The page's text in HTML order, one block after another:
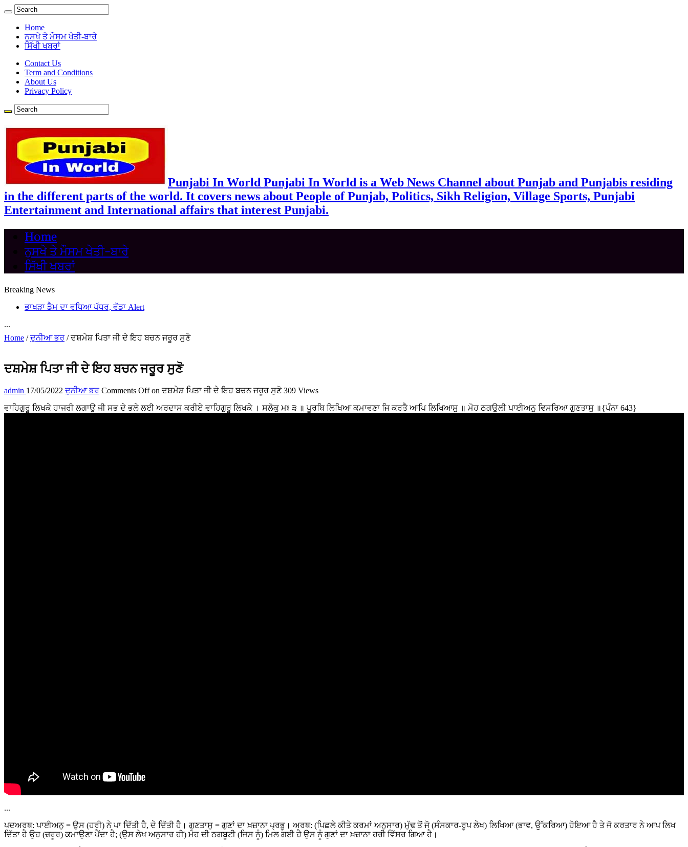
Home
ਨੁਸਖੇ ਤੇ ਮੌਸਮ ਖੇਤੀ-ਬਾਰੇ
ਸਿੱਖੀ ਖਬਰਾਂ
Contact Us
Term and Conditions
About Us
Privacy Policy
Punjabi In World Punjabi In World is a Web News Channel about Punjab and Punjabis residing
in the different parts of the world. It covers news about People of Punjab, Politics, Sikh Religion, Village Sports, Punjabi
Entertainment and International affairs that interest Punjabi.
Home
ਨੁਸਖੇ ਤੇ ਮੌਸਮ ਖੇਤੀ-ਬਾਰੇ
ਸਿੱਖੀ ਖਬਰਾਂ
Breaking News
ਭਾਖੜਾ ਡੈਮ ਦਾ ਵਧਿਆ ਪੱਧਰ, ਵੱਡਾ Alert
...
Home / ਦੁਨੀਆ ਭਰ / ਦਸ਼ਮੇਸ਼ ਪਿਤਾ ਜੀ ਦੇ ਇਹ ਬਚਨ ਜਰੂਰ ਸੁਣੋ
ਦਸ਼ਮੇਸ਼ ਪਿਤਾ ਜੀ ਦੇ ਇਹ ਬਚਨ ਜਰੂਰ ਸੁਣੋ
admin 17/05/2022 ਦੁਨੀਆ ਭਰ Comments Offon ਦਸ਼ਮੇਸ਼ ਪਿਤਾ ਜੀ ਦੇ ਇਹ ਬਚਨ ਜਰੂਰ ਸੁਣੋ 309 Views
ਵਾਹਿਗੁਰੂ ਲਿਖਕੇ ਹਾਜਰੀ ਲਗਾਉ ਜੀ ਸਭ ਦੇ ਭਲੇ ਲਈ ਅਰਦਾਸ ਕਰੀਏ ਵਾਹਿਗੁਰੂ ਲਿਖਕੇ । ਸਲੋਕੁ ਮਃ ੩ ॥ ਪੂਰਬਿ ਲਿਖਿਆ ਕਮਾਵਣਾ ਜਿ ਕਰਤੈ ਆਪਿ ਲਿਖਿਆਸੁ ॥ ਮੋਹ ਠਗਉਲੀ ਪਾਈਅਨੁ ਵਿਸਰਿਆ ਗੁਣਤਾਸੁ ॥{ਪੰਨਾ 643}
...
ਪਦਅਰਥ: ਪਾਈਅਨੁ = ਉਸ (ਹਰੀ) ਨੇ ਪਾ ਦਿੱਤੀ ਹੈ, ਦੇ ਦਿੱਤੀ ਹੈ। ਗੁਣਤਾਸੁ = ਗੁਣਾਂ ਦਾ ਖ਼ਜ਼ਾਨਾ ਪ੍ਰਭੂ। ਅਰਥ: (ਪਿਛਲੇ ਕੀਤੇ ਕਰਮਾਂ ਅਨੁਸਾਰ) ਮੁੱਢ ਤੋਂ ਜੋ (ਸੰਸਕਾਰ-ਰੂਪ ਲੇਖ) ਲਿਖਿਆ (ਭਾਵ, ਉੱਕਰਿਆ) ਹੋਇਆ ਹੈ ਤੇ ਜੋ ਕਰਤਾਰ ਨੇ ਆਪ ਲਿਖ
ਦਿੱਤਾ ਹੈ ਉਹ (ਜ਼ਰੂਰ) ਕਮਾਉਣਾ ਪੈਂਦਾ ਹੈ; (ਉਸ ਲੇਖ ਅਨੁਸਾਰ ਹੀ) ਮੋਹ ਦੀ ਠਗਬੂਟੀ (ਜਿਸ ਨੂੰ) ਮਿਲ ਗਈ ਹੈ ਉਸ ਨੂੰ ਗੁਣਾਂ ਦਾ ਖ਼ਜ਼ਾਨਾ ਹਰੀ ਵਿੱਸਰ ਗਿਆ ਹੈ।